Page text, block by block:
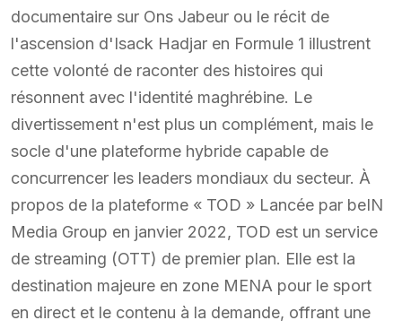
documentaire sur Ons Jabeur ou le récit de
l'ascension d'Isack Hadjar en Formule 1 illustrent
cette volonté de raconter des histoires qui
résonnent avec l'identité maghrébine. Le
divertissement n'est plus un complément, mais le
socle d'une plateforme hybride capable de
concurrencer les leaders mondiaux du secteur. À
propos de la plateforme « TOD » Lancée par beIN
Media Group en janvier 2022, TOD est un service
de streaming (OTT) de premier plan. Elle est la
destination majeure en zone MENA pour le sport
en direct et le contenu à la demande, offrant une